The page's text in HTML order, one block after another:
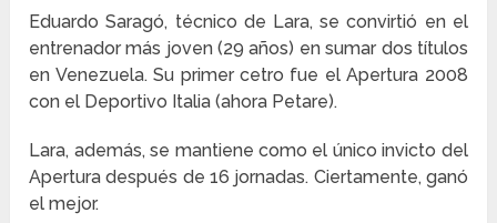
Eduardo Saragó, técnico de Lara, se convirtió en el
entrenador más joven (29 años) en sumar dos títulos
en Venezuela. Su primer cetro fue el Apertura 2008
con el Deportivo Italia (ahora Petare).
Lara, además, se mantiene como el único invicto del
Apertura después de 16 jornadas. Ciertamente, ganó
el mejor.